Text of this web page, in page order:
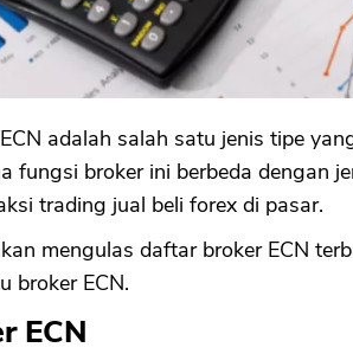
adalah salah satu jenis tipe
fungsi broker ini berbeda dengan
trading jual beli forex di pasar.
mengulas daftar broker ECN
broker ECN.
ECN